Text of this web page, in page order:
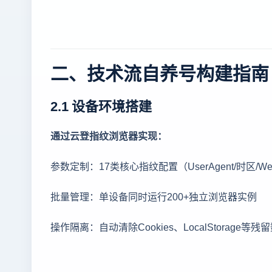
二、技术流自养号构建指南
2.1 设备环境搭建
通过云登指纹浏览器实现：
参数定制：17类核心指纹配置（UserAgent/时区/
批量管理：单设备同时运行200+独立浏览器实例
操作隔离：自动清除Cookies、LocalStorage等残